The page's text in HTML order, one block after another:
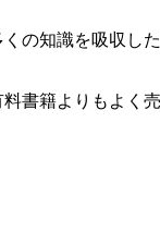
の知識を吸収し
書籍よりもよく